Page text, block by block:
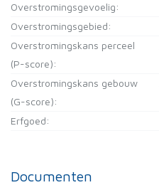
Overstromingsgevoelig:
Overstromingsgebied:
Overstromingskans perceel
(P-score):
Overstromingskans gebouw
(G-score):
Erfgoed:
Documenten